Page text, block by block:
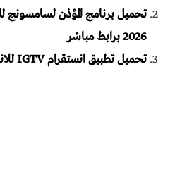
2026 برابط مباشر
تحميل تطبيق انستقرام IGTV للاندرويد عربي 2024 اخر اصدار